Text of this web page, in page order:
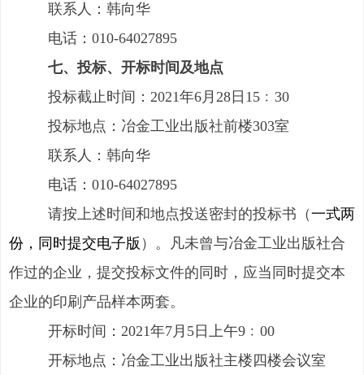
联系人：韩向华
电话：010-64027895
七、投标、开标时间及地点
投标截止时间：2021年6月28日15﹕30
投标地点：冶金工业出版社前楼303室
联系人：韩向华
电话：010-64027895
请按上述时间和地点投送密封的投标书（一式两
份 ，同时提交电子版 ）。凡未曾与冶金工业出版社合
作过的企业，提交投标文件的同时，应当同时提交本
企业的印刷产品样本两套。
开标时间：2021年7月5日上午9﹕00
开标地点：冶金工业出版社主楼四楼会议室